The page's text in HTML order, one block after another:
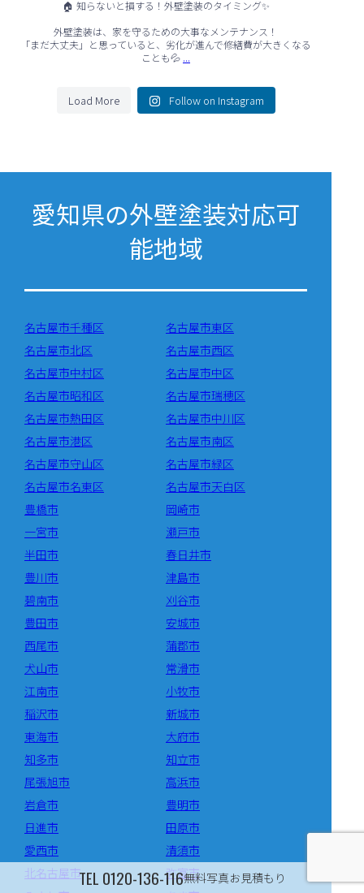
🏠 知らないと損する！外壁塗装のタイミング✨
外壁塗装は、家を守るための大事なメンテナンス！
「まだ大丈夫」と思っていると、劣化が進んで修繕費が大きくなる
ことも💦 ...
Load More Follow on Instagram
愛知県の外壁塗装対応可
能地域
名古屋市千種区
名古屋市東区
名古屋市北区
名古屋市西区
名古屋市中村区
名古屋市中区
名古屋市昭和区
名古屋市瑞穂区
名古屋市熱田区
名古屋市中川区
名古屋市港区
名古屋市南区
名古屋市守山区
名古屋市緑区
名古屋市名東区
名古屋市天白区
豊橋市
岡崎市
一宮市
瀬戸市
半田市
春日井市
豊川市
津島市
碧南市
刈谷市
豊田市
安城市
西尾市
蒲郡市
犬山市
常滑市
江南市
小牧市
稲沢市
新城市
東海市
大府市
知多市
知立市
尾張旭市
高浜市
岩倉市
豊明市
日進市
田原市
愛西市
清須市
北名古屋市
弥富市
TEL 0120-136-116無料写真お見積もり